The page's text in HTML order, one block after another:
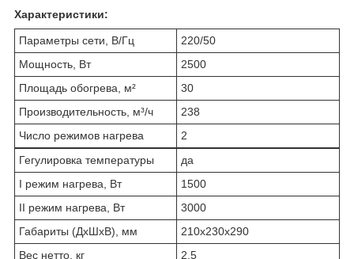
Характеристики:
Параметры сети, В/Гц
220/50
Мощность, Вт
2500
Площадь обогрева, м²
30
Производительность, м³/ч
238
Число режимов нагрева
2
Гегулировка температуры
да
I режим нагрева, Вт
1500
II режим нагрева, Вт
3000
Габариты (ДxШxВ), мм
210x230x290
Вес нетто, кг
2.5